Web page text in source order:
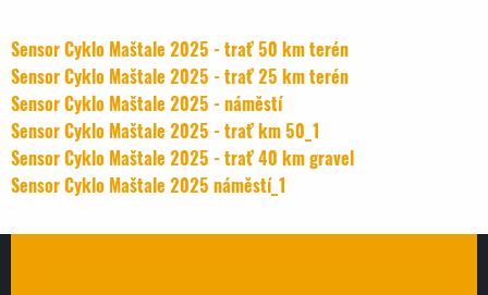
Sensor Cyklo Maštale 2025 - trať 50 km terén
Sensor Cyklo Maštale 2025 - trať 25 km terén
Sensor Cyklo Maštale 2025 - náměstí
Sensor Cyklo Maštale 2025 - trať km 50_1
Sensor Cyklo Maštale 2025 - trať 40 km gravel
Sensor Cyklo Maštale 2025 náměstí_1